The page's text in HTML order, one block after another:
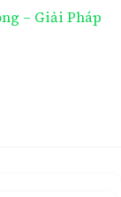
– Giải Pháp